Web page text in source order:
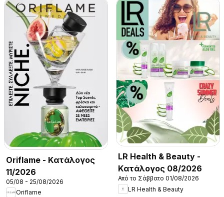
Oriflame - Kατάλογος
11/2026
05/08 - 25/08/2026
Oriflame
LR Health & Beauty -
Kατάλογος 08/2026
Από το Σάββατο 01/08/2026
LR Health & Beauty